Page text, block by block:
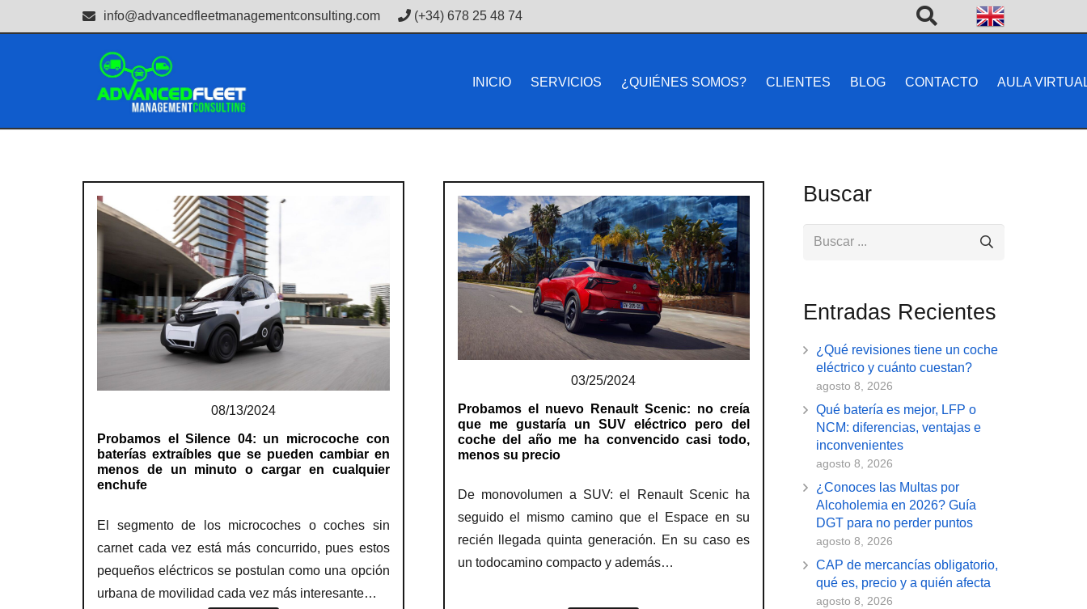
info@advancedfleetmanagementconsulting.com (+34) 678 25 48 74
INICIO SERVICIOS ¿QUIÉNES SOMOS? CLIENTES BLOG CONTACTO AULA
08/13/2024
Probamos el Silence 04: un microcoche con
baterías extraíbles que se pueden cambiar en
menos de un minuto o cargar en cualquier
enchufe
El segmento de los microcoches o coches sin
carnet cada vez está más concurrido, pues estos
pequeños eléctricos se postulan como una opción
urbana de movilidad cada vez más interesante…
03/25/2024
Probamos el nuevo Renault Scenic: no creía
que me gustaría un SUV eléctrico pero del
coche del año me ha convencido casi todo,
menos su precio
De monovolumen a SUV: el Renault Scenic ha
seguido el mismo camino que el Espace en su
recién llegada quinta generación. En su caso es
un todocamino compacto y además…
Buscar
Entradas Recientes
¿Qué revisiones tiene un coche
eléctrico y cuánto cuestan?
agosto 8, 2026
Qué batería es mejor, LFP o
NCM: diferencias, ventajas e
inconvenientes
agosto 8, 2026
¿Conoces las Multas por
Alcoholemia en 2026? Guía
DGT para no perder puntos
agosto 8, 2026
CAP de mercancías obligatorio,
qué es, precio y a quién afecta
agosto 8, 2026